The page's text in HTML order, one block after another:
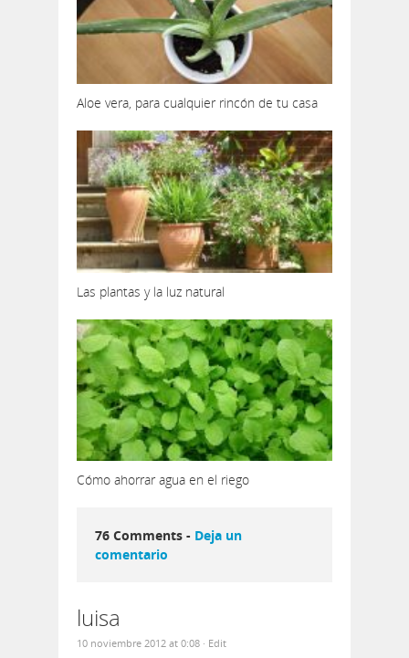
Aloe vera, para cualquier rincón de tu casa
Las plantas y la luz natural
Cómo ahorrar agua en el riego
76 Comments - Deja un
comentario
luisa
10 noviembre 2012 at 0:08 · Edit